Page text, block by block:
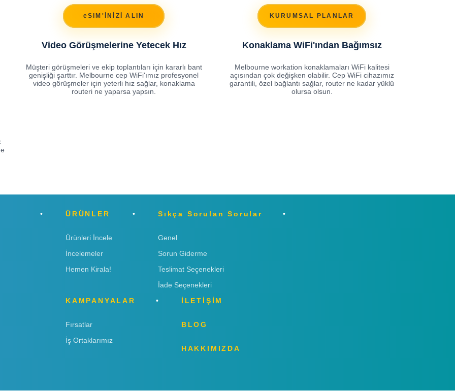
eSIM'İNİZİ ALIN KURUMSAL PLANLAR
Video Görüşmelerine Yetecek Hız
Müşteri görüşmeleri ve ekip toplantıları için kararlı bant
genişliği şarttır. Melbourne cep WiFi'ımız profesyonel
video görüşmeler için yeterli hız sağlar, konaklama
routeri ne yaparsa yapsın.
Konaklama WiFi'ından Bağımsız
Melbourne workation konaklamaları WiFi kalitesi
açısından çok değişken olabilir. Cep WiFi cihazımız
garantili, özel bağlantı sağlar, router ne kadar yüklü
olursa olsun.
ÜRÜNLER
Ürünleri İncele
İncelemeler
Hemen Kirala!
Sıkça Sorulan Sorular
Genel
Sorun Giderme
Teslimat Seçenekleri
İade Seçenekleri
KAMPANYALAR
Fırsatlar
İş Ortaklarımız
İLETİŞİM
BLOG
HAKKIMIZDA